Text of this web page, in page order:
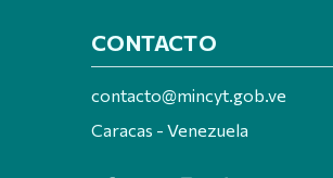
CONTACTO
contacto@mincyt.gob.ve
Caracas - Venezuela